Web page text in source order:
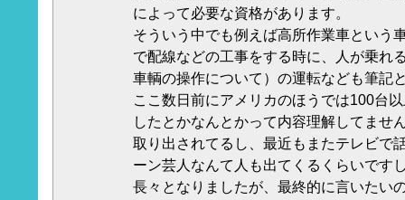
によって必要な資格があります。
そういう中でも例えば高所作業車という
で配線などの工事をする時に、人が乗れ
車輌の操作について）の運転なども筆記
ここ数日前にアメリカのほうでは100台
したとかなんとかって内容理解してませ
取り出されてるし、最近もまたテレビで
ーン芸人なんて人も出てくるくらいです
長々となりましたが、最終的に言いたい